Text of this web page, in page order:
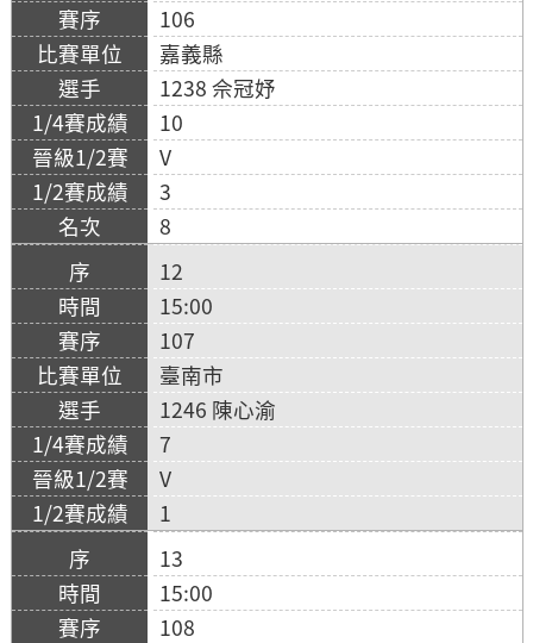
106
嘉義縣
1238 佘冠妤
10
V
3
8
12
15:00
107
臺南市
1246 陳心渝
7
V
1
13
15:00
108